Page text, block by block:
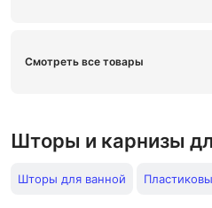
Смотреть все товары
Шторы и карнизы
Шторы для ванной